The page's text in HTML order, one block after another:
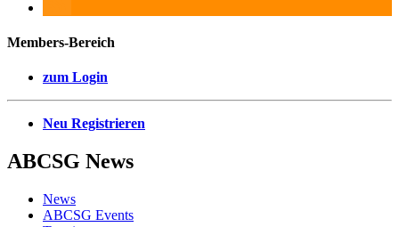
Members-Bereich
zum Login
Neu Registrieren
ABCSG News
News
ABCSG Events